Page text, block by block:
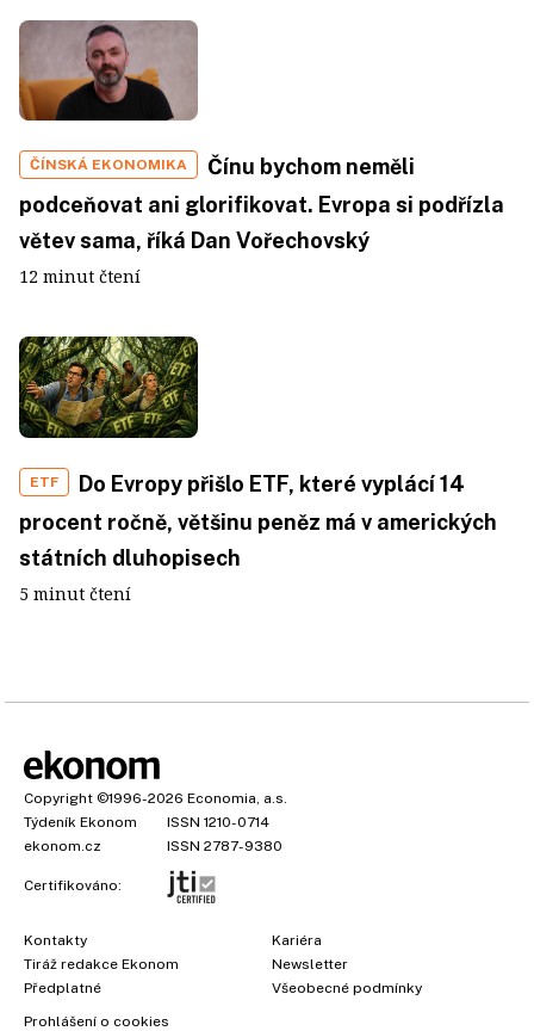
ČÍNSKÁ EKONOMIKA
Čínu bychom neměli
podceňovat ani glorifikovat. Evropa si podřízla
větev sama, říká Dan Vořechovský
12 minut čtení
ETF
Do Evropy přišlo ETF, které vyplácí 14
procent ročně, většinu peněz má v amerických
státních dluhopisech
5 minut čtení
Copyright ©1996-2026 Economia, a.s.
Týdeník Ekonom
ISSN 1210-0714
ekonom.cz
ISSN 2787-9380
Certifikováno:
Kontakty
Tiráž redakce Ekonom
Předplatné
Kariéra
Newsletter
Všeobecné podmínky
Prohlášení o cookies